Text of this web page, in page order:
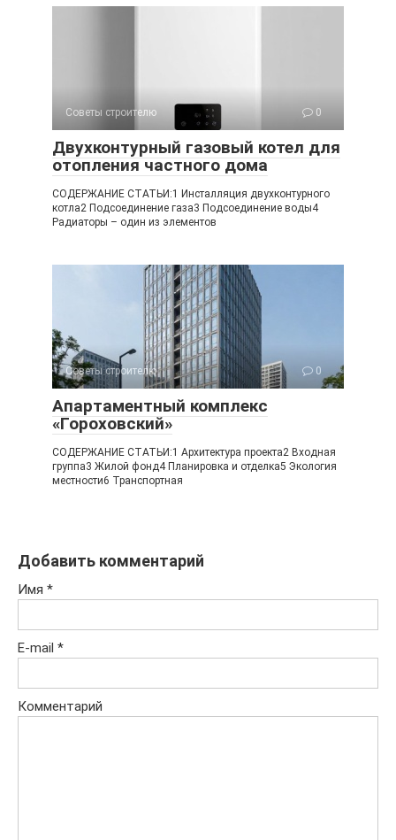
Советы строителю 0
Двухконтурный газовый котел для
отопления частного дома
СОДЕРЖАНИЕ СТАТЬИ:1 Инсталляция двухконтурного
котла2 Подсоединение газа3 Подсоединение воды4
Радиаторы – один из элементов
Советы строителю 0
Апартаментный комплекс
«Гороховский»
СОДЕРЖАНИЕ СТАТЬИ:1 Архитектура проекта2 Входная
группа3 Жилой фонд4 Планировка и отделка5 Экология
местности6 Транспортная
Добавить комментарий
Имя *
E-mail *
Комментарий